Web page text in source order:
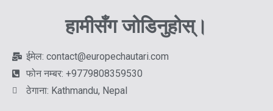
हामीसँग जोडिनुहोस्।
ईमेल: contact@europechautari.com
फोन नम्बर: +9779808359530
ठेगाना: Kathmandu, Nepal